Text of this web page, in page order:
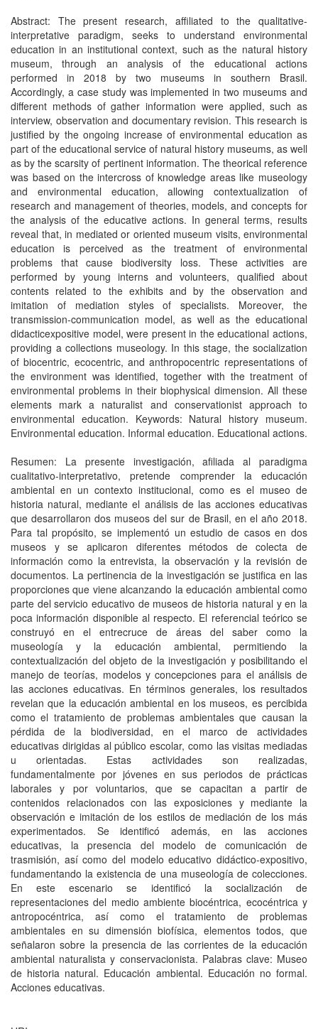
Abstract: The present research, affiliated to the qualitative-
interpretative paradigm, seeks to understand environmental
education in an institutional context, such as the natural history
museum, through an analysis of the educational actions
performed in 2018 by two museums in southern Brasil.
Accordingly, a case study was implemented in two museums and
different methods of gather information were applied, such as
interview, observation and documentary revision. This research is
justified by the ongoing increase of environmental education as
part of the educational service of natural history museums, as well
as by the scarsity of pertinent information. The theorical reference
was based on the intercross of knowledge areas like museology
and environmental education, allowing contextualization of
research and management of theories, models, and concepts for
the analysis of the educative actions. In general terms, results
reveal that, in mediated or oriented museum visits, environmental
education is perceived as the treatment of environmental
problems that cause biodiversity loss. These activities are
performed by young interns and volunteers, qualified about
contents related to the exhibits and by the observation and
imitation of mediation styles of specialists. Moreover, the
transmission-communication model, as well as the educational
didacticexpositive model, were present in the educational actions,
providing a collections museology. In this stage, the socialization
of biocentric, ecocentric, and anthropocentric representations of
the environment was identified, together with the treatment of
environmental problems in their biophysical dimension. All these
elements mark a naturalist and conservationist approach to
environmental education. Keywords: Natural history museum.
Environmental education. Informal education. Educational actions.
Resumen: La presente investigación, afiliada al paradigma
cualitativo-interpretativo, pretende comprender la educación
ambiental en un contexto institucional, como es el museo de
historia natural, mediante el análisis de las acciones educativas
que desarrollaron dos museos del sur de Brasil, en el año 2018.
Para tal propósito, se implementó un estudio de casos en dos
museos y se aplicaron diferentes métodos de colecta de
información como la entrevista, la observación y la revisión de
documentos. La pertinencia de la investigación se justifica en las
proporciones que viene alcanzando la educación ambiental como
parte del servicio educativo de museos de historia natural y en la
poca información disponible al respecto. El referencial teórico se
construyó en el entrecruce de áreas del saber como la
museología y la educación ambiental, permitiendo la
contextualización del objeto de la investigación y posibilitando el
manejo de teorías, modelos y concepciones para el análisis de
las acciones educativas. En términos generales, los resultados
revelan que la educación ambiental en los museos, es percibida
como el tratamiento de problemas ambientales que causan la
pérdida de la biodiversidad, en el marco de actividades
educativas dirigidas al público escolar, como las visitas mediadas
u orientadas. Estas actividades son realizadas,
fundamentalmente por jóvenes en sus periodos de prácticas
laborales y por voluntarios, que se capacitan a partir de
contenidos relacionados con las exposiciones y mediante la
observación e imitación de los estilos de mediación de los más
experimentados. Se identificó además, en las acciones
educativas, la presencia del modelo de comunicación de
trasmisión, así como del modelo educativo didáctico-expositivo,
fundamentando la existencia de una museología de colecciones.
En este escenario se identificó la socialización de
representaciones del medio ambiente biocéntrica, ecocéntrica y
antropocéntrica, así como el tratamiento de problemas
ambientales en su dimensión biofísica, elementos todos, que
señalaron sobre la presencia de las corrientes de la educación
ambiental naturalista y conservacionista. Palabras clave: Museo
de historia natural. Educación ambiental. Educación no formal.
Acciones educativas.